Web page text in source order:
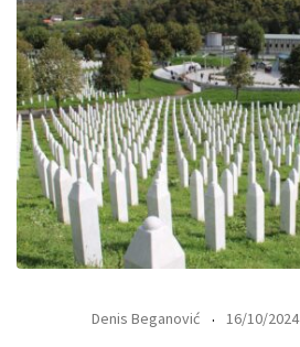
Denis Beganović 16/10/2024